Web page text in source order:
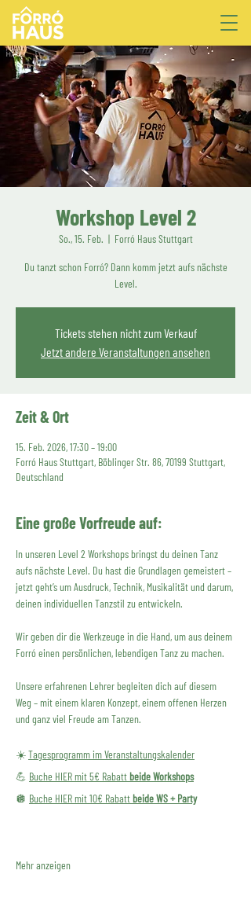
Workshop Level 2
So., 15. Feb.
  |
Forró Haus Stuttgart
Du tanzt schon Forró? Dann komm jetzt aufs nächste
Level.
Tickets stehen nicht zum Verkauf
Jetzt andere Veranstaltungen ansehen
Zeit & Ort
15. Feb. 2026, 17:30 – 19:00
Forró Haus Stuttgart, Böblinger Str. 86, 70199 Stuttgart,
Deutschland
Eine große Vorfreude auf:
In unseren Level 2 Workshops bringst du deinen Tanz
aufs nächste Level. Du hast die Grundlagen gemeistert –
jetzt geht’s um Ausdruck, Technik, Musikalität und darum,
deinen individuellen Tanzstil zu entwickeln.
Wir geben dir die Werkzeuge in die Hand, um aus deinem
Forró einen persönlichen, lebendigen Tanz zu machen.
Unsere erfahrenen Lehrer begleiten dich auf diesem
Weg – mit einem klaren Konzept, einem offenen Herzen
und ganz viel Freude am Tanzen.
☀️ Tagesprogramm im Veranstaltungskalender
💪 Buche HIER mit 5€ Rabatt beide Workshops
🪩 Buche HIER mit 10€ Rabatt beide WS + Party
Mehr anzeigen